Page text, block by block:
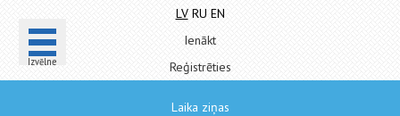
Izvēlne
LV RU EN
Ienākt
Reģistrēties
Laika ziņas